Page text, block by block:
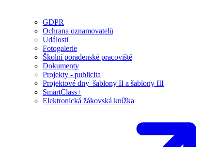
GDPR
Ochrana oznamovatelů
Události
Fotogalerie
Školní poradenské pracoviště
Dokumenty
Projekty - publicita
Projektové dny_šablony II a šablony III
SmartClass+
Elektronická žákovská knížka